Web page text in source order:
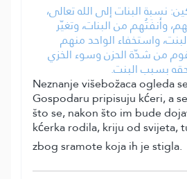
نسبة البنات إلى الله تعالى،
وأَنفَتُهم من البنات، وتغيّر
واستخفاء الواحد منهم
من شدّة الحزن وسوء الخزي
بسبب البنت.
Neznanje višebožaca ogleda
Gospodaru pripisuju kćeri, a
što se, nakon što im bude
kćerka rodila, kriju od svijeta,
zbog sramote koja ih je stigla.